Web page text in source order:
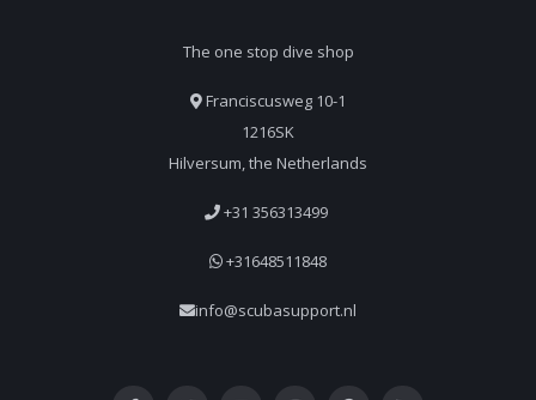
The one stop dive shop
Franciscusweg 10-1
1216SK
Hilversum, the Netherlands
+31 356313499
+31648511848
info@scubasupport.nl